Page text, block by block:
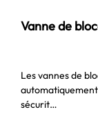
Vanne de
Les vannes de
sécurit…